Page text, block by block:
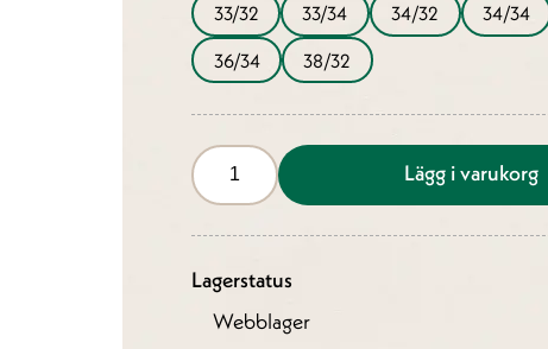
33/32
33/34 34/32 34/34
36/34
38/32
Lägg i varukorg
Lagerstatus
Webblager